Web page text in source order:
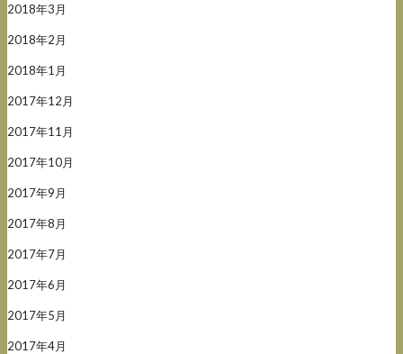
2018年3月
2018年2月
2018年1月
2017年12月
2017年11月
2017年10月
2017年9月
2017年8月
2017年7月
2017年6月
2017年5月
2017年4月